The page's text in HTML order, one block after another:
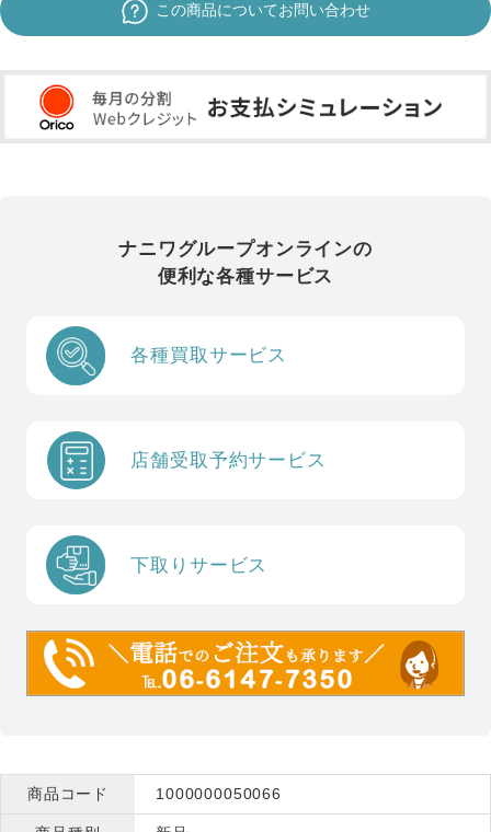
この商品についてお問い合わせ
ナニワグループオンラインの
便利な各種サービス
各種買取サービス
店舗受取予約サービス
下取りサービス
商品コード 1000000050066